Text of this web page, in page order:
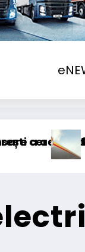
în
deschiderii
DKV